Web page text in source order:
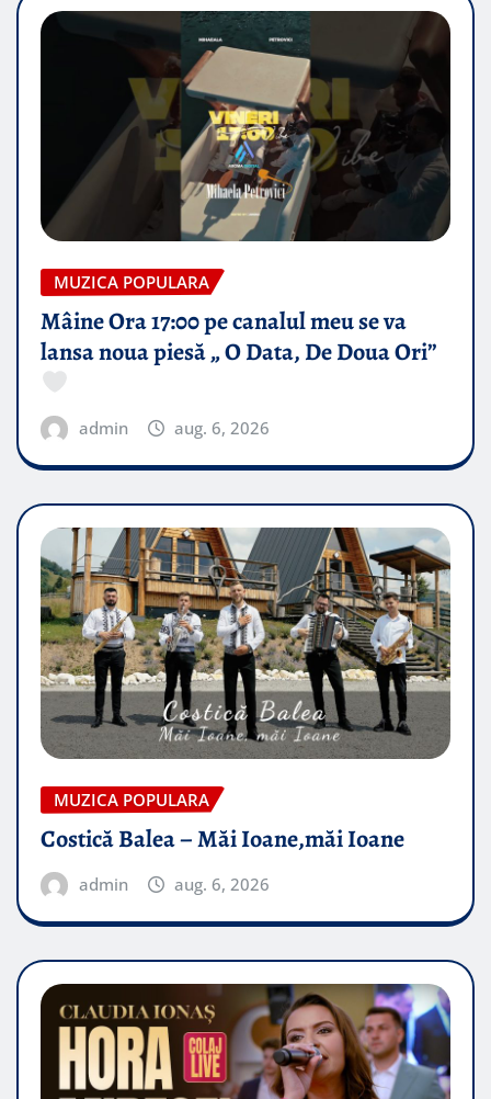
MUZICA POPULARA
Mâine Ora 17:00 pe canalul meu se va
lansa noua piesă „ O Data, De Doua Ori”
admin aug. 6, 2026
MUZICA POPULARA
Costică Balea – Măi Ioane,măi Ioane
admin aug. 6, 2026